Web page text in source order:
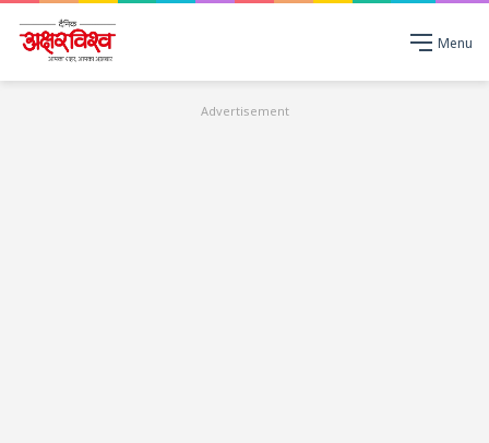
Menu
Advertisement